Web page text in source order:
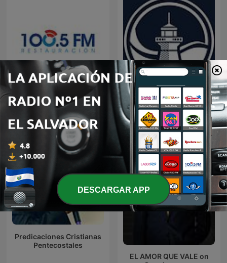
Restauracion Predicaciones Cristianas
Predicaciones Cristianas
Pentecostales
EL AMOR QUE VALE on
DESCARGAR APP